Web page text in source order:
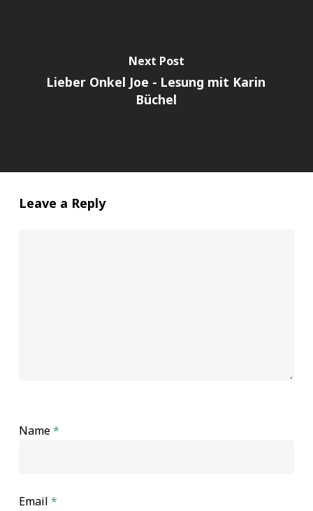
Next Post
Lieber Onkel Joe - Lesung mit Karin
Büchel
Leave a Reply
Name*
Email *